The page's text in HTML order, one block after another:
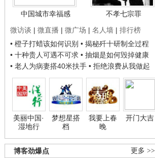
中国城市幸福感
不孝七宗罪
微访谈 | 微直播 | 微广场 | 名人墙 | 排行榜
• 橙子打蜡该如何识别 • 揭秘歼十研制全过程
• 十种贵人可遇不可求 • 抽烟是如何毁掉健康
• 老人为病妻搭40米扶手 • 拒绝浪费从我做起
美丽中国·
湿地行
梦想星搭
档
我要上春
晚
开门大吉
更多 >>
博客劲爆点